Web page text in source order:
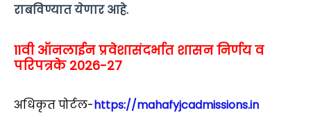
राबविण्यात येणार आहे.
11वी ऑनलाईन प्रवेशासंदर्भात शासन निर्णय व
परिपत्रके 2026-27
अधिकृत पोर्टल-https://mahafyjcadmissions.in